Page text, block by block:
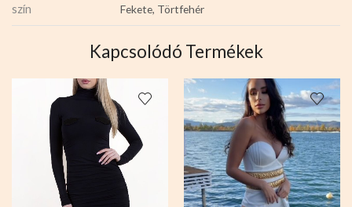
szín Fekete, Törtfehér
Kapcsolódó Termékek